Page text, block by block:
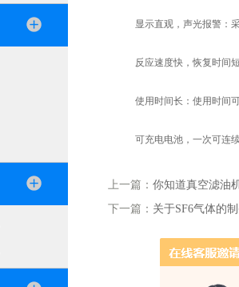
显示直观，声光报警：采
反应速度快，恢复时间短
使用时间长：使用时间可
可充电电池，一次可连续
上一篇： 你知道真空滤油
下一篇： 关于SF6气体的